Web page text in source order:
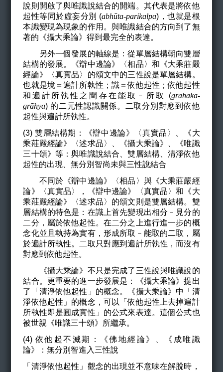
說則開啟了與唯識說結合的開端。其代表是將依他
起性等同於虛妄分別 (abhūta-parikalpa)，也就是根
本識變現為現象的作用。與唯識結合的方向到了無
著的《攝大乘論》得到最完全的表達。
另外一個發展的軸線是：從單層結構朝向雙層
結構的發展。《辯中邊論》〈相品〉和《大乘莊嚴
經論》〈真實品〉的頌文中的三性說是單層結構。
也就是境＝遍計所執性；識＝依他起性；依他起性
和遍計所執性之間存在能取﹣所取 (grāhaka-
grāhya) 的二元性認識關係。二取分別對應到依他
起性與遍計所執性。
(3) 雙層結構期：《辯中邊論》〈真實品〉、《大
乘莊嚴經論》〈述求品〉、《攝大乘論》、《唯識
三十頌》等：與唯識說結合、雙層結構、清淨依他
起性的出現、無分別智尚未與三性說結合
不同於《辯中邊論》〈相品〉與《大乘莊嚴經
論》〈真實品〉，《辯中邊論》〈真實品〉和《大
乘莊嚴經論》〈述求品〉的頌文則是雙層結構。雙
層結構的特色是：在識上首先變現出相分﹣見分的
二分，屬於依他起性。在二分之上進行進一步的概
念化並且執持為實有，形成所取﹣能取的二取，屬
於遍計所執性。二取只對應到遍計所執性，而沒有
對應到依他起性。
《攝大乘論》不只是完成了三性說與唯識說的
結合。更重要的進一步發展是：《攝大乘論》提出
了「清淨依他起性」的概念。《攝大乘論》中「清
淨依他起性」的概念，可以「依他起性上去掉遍計
所執性即是圓成實性」的公式來表達。這個公式也
被世親《唯識三十頌》所繼承。
(4) 依他起不滅期：《佛地經論》、《成唯識
論》：無分別智進入三性說
「清淨依他起性」觀念的出現並不意味在解脫時，